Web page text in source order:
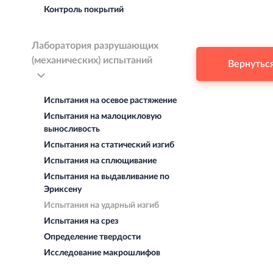
Контроль покрытий
Лаборатория разрушающих
(механических) испытаний
Испытания на осевое растяжение
Испытания на малоцикловую
выносливость
Испытания на статический изгиб
Испытания на сплющивание
Испытания на выдавливание по
Эриксену
Испытания на ударный изгиб
Испытания на срез
Определение твердости
Исследование макрошлифов